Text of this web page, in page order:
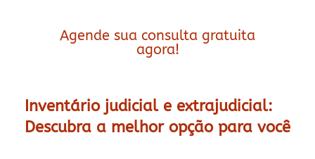
Agende sua consulta gratuita
agora!
Inventário judicial e extrajudicial:
Descubra a melhor opção para você